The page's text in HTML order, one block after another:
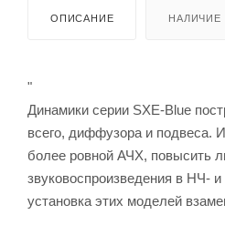
ОПИСАНИЕ НАЛИЧИЕ
"
Динамики серии SXE-Blue
всего, диффузора и подвеса.
более ровной АЧХ, повысить
звуковоспроизведения в НЧ-
установка этих моделей